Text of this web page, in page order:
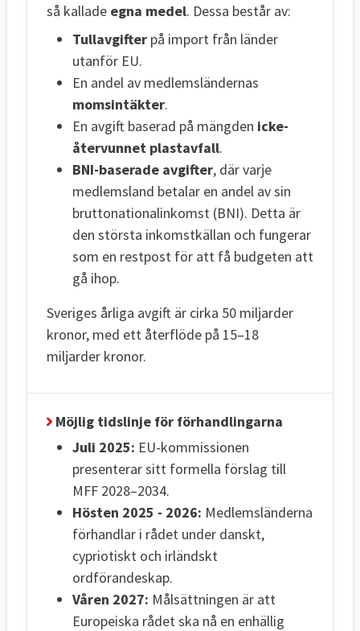
så kallade egna medel. Dessa består av:
Tullavgifter på import från länder
utanför EU.
En andel av medlemsländernas
momsintäkter.
En avgift baserad på mängden icke-
återvunnet plastavfall.
BNI-baserade avgifter, där varje
medlemsland betalar en andel av sin
bruttonationalinkomst (BNI). Detta är
den största inkomstkällan och fungerar
som en restpost för att få budgeten att
gå ihop.
Sveriges årliga avgift är cirka 50 miljarder
kronor, med ett återflöde på 15–18
miljarder kronor.
Möjlig tidslinje för förhandlingarna
Juli 2025: EU-kommissionen
presenterar sitt formella förslag till
MFF 2028–2034.
Hösten 2025 - 2026: Medlemsländerna
förhandlar i rådet under danskt,
cypriotiskt och irländskt
ordförandeskap.
Våren 2027: Målsättningen är att
Europeiska rådet ska nå en enhällig